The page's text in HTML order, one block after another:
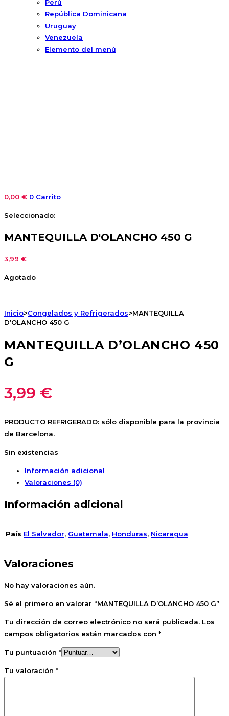
Perú
República Dominicana
Uruguay
Venezuela
Elemento del menú
0,00 € 0 Carrito
Seleccionado:
MANTEQUILLA D'OLANCHO 450 G
3,99 €
Agotado
Inicio>Congelados y Refrigerados>MANTEQUILLA
D’OLANCHO 450 G
MANTEQUILLA D’OLANCHO 450
G
3,99 €
PRODUCTO REFRIGERADO: sólo disponible para la provincia
de Barcelona.
Sin existencias
Información adicional
Valoraciones (0)
Información adicional
País El Salvador, Guatemala, Honduras, Nicaragua
Valoraciones
No hay valoraciones aún.
Sé el primero en valorar “MANTEQUILLA D’OLANCHO 450 G”
Tu dirección de correo electrónico no será publicada. Los
campos obligatorios están marcados con *
Tu puntuación *
Tu valoración *